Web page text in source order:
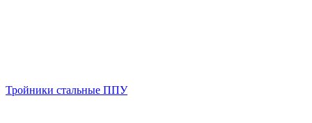
Тройники стальные ППУ